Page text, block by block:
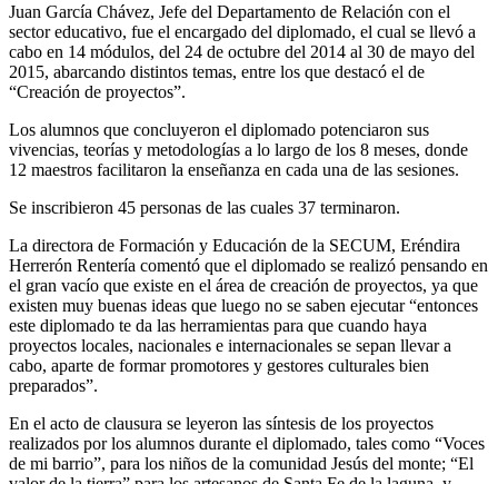
Juan García Chávez, Jefe del Departamento de Relación con el
sector educativo, fue el encargado del diplomado, el cual se llevó a
cabo en 14 módulos, del 24 de octubre del 2014 al 30 de mayo del
2015, abarcando distintos temas, entre los que destacó el de
“Creación de proyectos”.
Los alumnos que concluyeron el diplomado potenciaron sus
vivencias, teorías y metodologías a lo largo de los 8 meses, donde
12 maestros facilitaron la enseñanza en cada una de las sesiones.
Se inscribieron 45 personas de las cuales 37 terminaron.
La directora de Formación y Educación de la SECUM, Eréndira
Herrerón Rentería comentó que el diplomado se realizó pensando en
el gran vacío que existe en el área de creación de proyectos, ya que
existen muy buenas ideas que luego no se saben ejecutar “entonces
este diplomado te da las herramientas para que cuando haya
proyectos locales, nacionales e internacionales se sepan llevar a
cabo, aparte de formar promotores y gestores culturales bien
preparados”.
En el acto de clausura se leyeron las síntesis de los proyectos
realizados por los alumnos durante el diplomado, tales como “Voces
de mi barrio”, para los niños de la comunidad Jesús del monte; “El